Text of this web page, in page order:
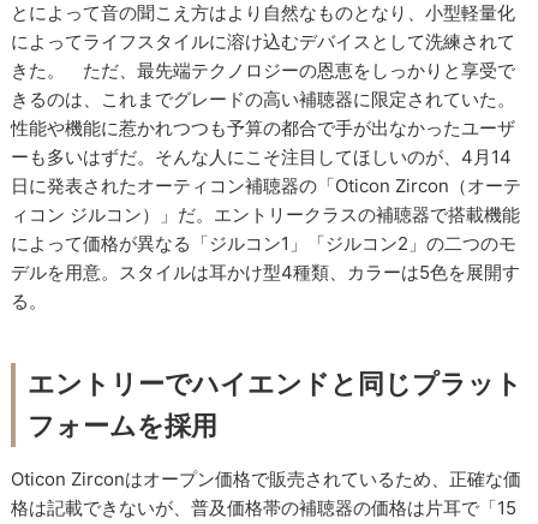
とによって音の聞こえ方はより自然なものとなり、小型軽量化
によってライフスタイルに溶け込むデバイスとして洗練されて
きた。 ただ、最先端テクノロジーの恩恵をしっかりと享受で
きるのは、これまでグレードの高い補聴器に限定されていた。
性能や機能に惹かれつつも予算の都合で手が出なかったユーザ
ーも多いはずだ。そんな人にこそ注目してほしいのが、4月14
日に発表されたオーティコン補聴器の「Oticon Zircon（オーテ
ィコン ジルコン）」だ。エントリークラスの補聴器で搭載機能
によって価格が異なる「ジルコン1」「ジルコン2」の二つのモ
デルを用意。スタイルは耳かけ型4種類、カラーは5色を展開す
る。
エントリーでハイエンドと同じプラット
フォームを採用
Oticon Zirconはオープン価格で販売されているため、正確な価
格は記載できないが、普及価格帯の補聴器の価格は片耳で「15